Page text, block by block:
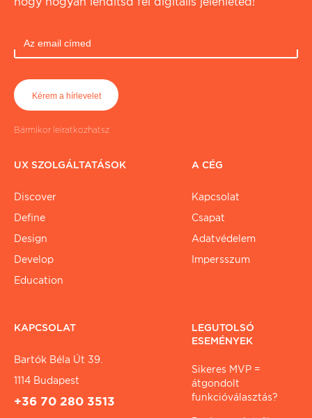
Bármikor leiratkozhatsz
UX SZOLGÁLTATÁSOK
Discover
Define
Design
Develop
Education
A CÉG
Kapcsolat
Csapat
Adatvédelem
Impersszum
KAPCSOLAT
Bartók Béla Út 39.
1114 Budapest
+36 70 280 3513
LEGUTOLSÓ
ESEMÉNYEK
Sikeres MVP =
átgondolt
funkcióválasztás?